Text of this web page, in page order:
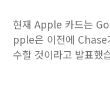
현재 Apple 카드는
pple은 이전에 Chase
수할 것이라고 발표했